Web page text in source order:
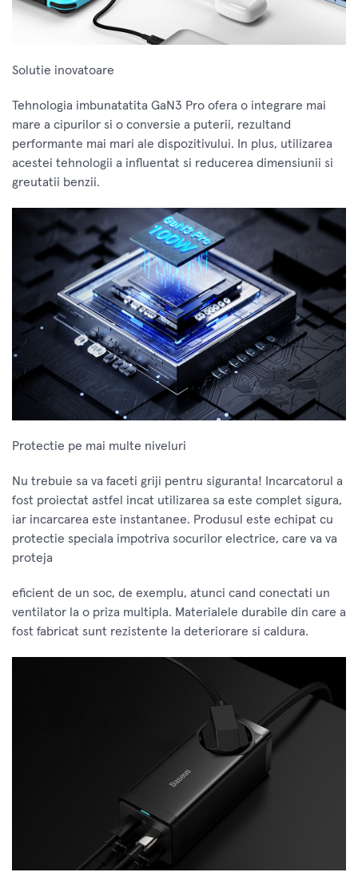
Solutie inovatoare
Tehnologia imbunatatita GaN3 Pro ofera o integrare mai
mare a cipurilor si o conversie a puterii, rezultand
performante mai mari ale dispozitivului. In plus, utilizarea
acestei tehnologii a influentat si reducerea dimensiunii si
greutatii benzii.
Protectie pe mai multe niveluri
Nu trebuie sa va faceti griji pentru siguranta! Incarcatorul a
fost proiectat astfel incat utilizarea sa este complet sigura,
iar incarcarea este instantanee. Produsul este echipat cu
protectie speciala impotriva socurilor electrice, care va va
proteja
eficient de un soc, de exemplu, atunci cand conectati un
ventilator la o priza multipla. Materialele durabile din care a
fost fabricat sunt rezistente la deteriorare si caldura.